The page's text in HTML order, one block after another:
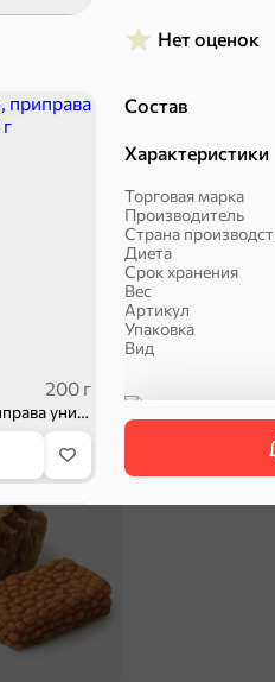
200 г
«Галерея вкусов», приправа универсальная, 200 г
Нет оценок
Состав
Характеристики
Торговая марка
Производитель
Страна
Диета
Срок хранения
Вес
Артикул
Упаковка
Вид
Круассаны